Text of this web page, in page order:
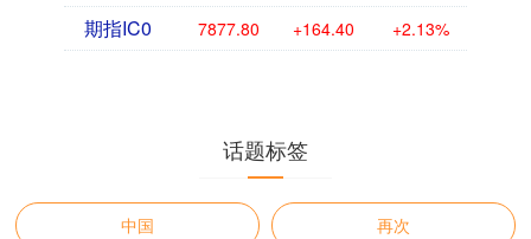
期指IC0 7877.80 +164.40 +2.13%
话题标签
中国 再次